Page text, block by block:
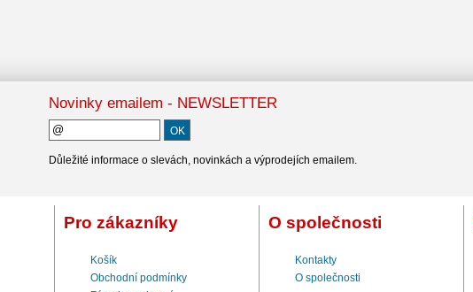
Novinky emailem - NEWSLETTER
Důležité informace o slevách, novinkách a výprodejích emailem.
Pro zákazníky
Košík
Obchodní podmínky
O společnosti
Kontakty
O společnosti